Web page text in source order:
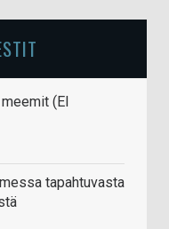
(EI
tapahtuvasta